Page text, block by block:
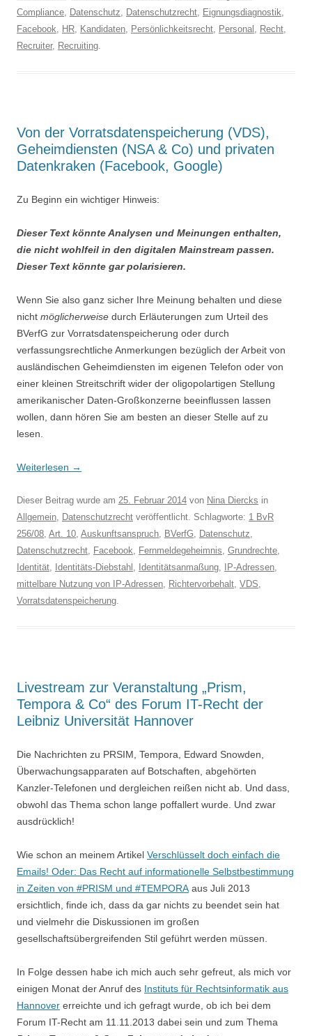
Compliance, Datenschutz, Datenschutzrecht, Eignungsdiagnostik,
Facebook, HR, Kandidaten, Persönlichkeitsrecht, Personal , Recht,
Recruiter, Recruiting.
Von der Vorratsdatenspeicherung (VDS),
Geheimdiensten (NSA & Co) und privaten
Datenkraken (Facebook, Google)
Zu Beginn ein wichtiger Hinweis:
Dieser Text könnte Analysen und Meinungen enthalten,
die nicht wohlfeil in den digitalen Mainstream passen.
Dieser Text könnte gar polarisieren.
Wenn Sie also ganz sicher Ihre Meinung behalten und diese
nicht möglicherweise durch Erläuterungen zum Urteil des
BVerfG zur Vorratsdatenspeicherung oder durch
verfassungsrechtliche Anmerkungen bezüglich der Arbeit von
ausländischen Geheimdiensten im eigenen Telefon oder von
einer kleinen Streitschrift wider der oligopolartigen Stellung
amerikanischer Daten-Großkonzerne beeinflussen lassen
wollen, dann hören Sie am besten an dieser Stelle auf zu
lesen.
Weiterlesen →
Dieser Beitrag wurde am 25. Februar 2014 von Nina Diercks in
Allgemein, Datenschutzrecht veröffentlicht. Schlagworte: 1 BvR
256/08, Art. 10, Auskunftsanspruch, BVerfG, Datenschutz,
Datenschutzrecht, Facebook, Fernmeldegeheimnis, Grundrechte,
Identität, Identitäts-Diebstahl , Identitätsanmaßung, IP-Adressen,
mittelbare Nutzung von IP-Adressen, Richtervorbehalt, VDS,
Vorratsdatenspeicherung.
Livestream zur Veranstaltung „Prism,
Tempora & Co“ des Forum IT-Recht der
Leibniz Universität Hannover
Die Nachrichten zu PRSIM, Tempora, Edward Snowden,
Überwachungsapparaten auf Botschaften, abgehörten
Kanzler-Telefonen und dergleichen reißen nicht ab. Und dass,
obwohl das Thema schon lange poffallert wurde. Und zwar
ausdrücklich!
Wie schon an meinem Artikel Verschlüsselt doch einfach die
Emails! Oder: Das Recht auf informationelle Selbstbestimmung
in Zeiten von #PRISM und #TEMPORAaus Juli 2013
ersichtlich, finde ich, dass da gar nichts zu beendet sein hat
und vielmehr die Diskussionen im großen
gesellschaftsübergreifenden Stil geführt werden müssen.
In Folge dessen habe ich mich auch sehr gefreut, als mich vor
einigen Monat der Anruf des Instituts für Rechtsinformatik aus
Hannover erreichte und ich gefragt wurde, ob ich bei dem
Forum IT-Recht am 11.11.2013 dabei sein und zum Thema